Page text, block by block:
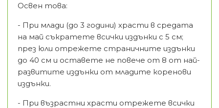
Освен това:
- При млади (до 3 години) храсти в средата
на май съкратете всички издънки с 5 см;
през юли отрежете страничните издънки
до 40 см и оставете не повече от 8 от най-
развитите издънки от младите коренови
издънки.
- При възрастни храсти отрежете всички